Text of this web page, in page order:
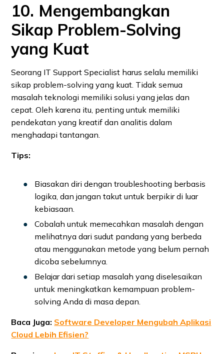
10. Mengembangkan
Sikap Problem-Solving
yang Kuat
Seorang IT Support Specialist harus selalu memiliki
sikap problem-solving yang kuat. Tidak semua
masalah teknologi memiliki solusi yang jelas dan
cepat. Oleh karena itu, penting untuk memiliki
pendekatan yang kreatif dan analitis dalam
menghadapi tantangan.
Tips:
Biasakan diri dengan troubleshooting berbasis
logika, dan jangan takut untuk berpikir di luar
kebiasaan.
Cobalah untuk memecahkan masalah dengan
melihatnya dari sudut pandang yang berbeda
atau menggunakan metode yang belum pernah
dicoba sebelumnya.
Belajar dari setiap masalah yang diselesaikan
untuk meningkatkan kemampuan problem-
solving Anda di masa depan.
Baca Juga: Software Developer Mengubah Aplikasi
Cloud Lebih Efisien?